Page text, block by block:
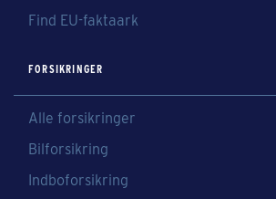
Find EU-faktaark
FORSIKRINGER
Alle forsikringer
Bilforsikring
Indboforsikring